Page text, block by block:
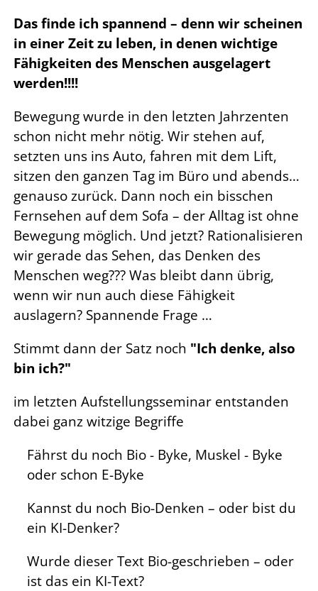
Das finde ich spannend – denn wir scheinen
in einer Zeit zu leben, in denen wichtige
Fähigkeiten des Menschen ausgelagert
werden!!!!
Bewegung wurde in den letzten Jahrzenten
schon nicht mehr nötig. Wir stehen auf,
setzten uns ins Auto, fahren mit dem Lift,
sitzen den ganzen Tag im Büro und abends…
genauso zurück. Dann noch ein bisschen
Fernsehen auf dem Sofa – der Alltag ist ohne
Bewegung möglich. Und jetzt? Rationalisieren
wir gerade das Sehen, das Denken des
Menschen weg??? Was bleibt dann übrig,
wenn wir nun auch diese Fähigkeit
auslagern? Spannende Frage …
Stimmt dann der Satz noch "Ich denke, also
bin ich?"
im letzten Aufstellungsseminar entstanden
dabei ganz witzige Begriffe
Fährst du noch Bio - Byke, Muskel - Byke
oder schon E-Byke
Kannst du noch Bio-Denken – oder bist du
ein KI-Denker?
Wurde dieser Text Bio-geschrieben – oder
ist das ein KI-Text?